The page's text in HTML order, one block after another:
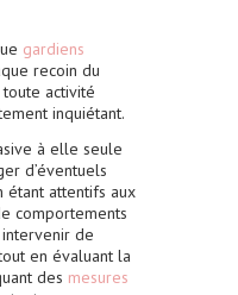
gardiens
recoin du
activité
inquiétant.
à elle seule
d’éventuels
étant attentifs aux
comportements
de
en évaluant la
des mesures